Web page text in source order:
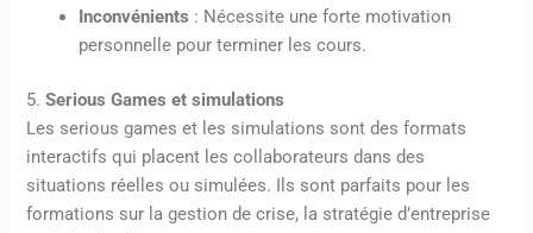
Inconvénients : Nécessite une forte motivation
personnelle pour terminer les cours.
5.Serious Games et simulations
Les serious games et les simulations sont des formats
interactifs qui placent les collaborateurs dans des
situations réelles ou simulées. Ils sont parfaits pour les
formations sur la gestion de crise, la stratégie d’entreprise